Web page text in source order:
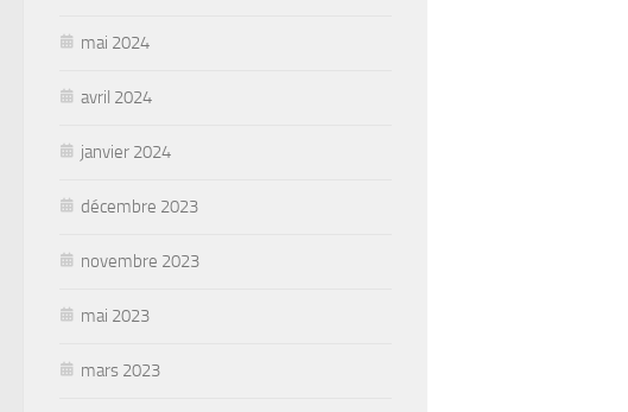
mai 2024
avril 2024
janvier 2024
décembre 2023
novembre 2023
mai 2023
mars 2023